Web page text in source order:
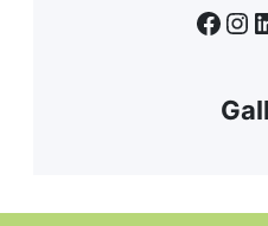
Facebook InstagramLinkedIn